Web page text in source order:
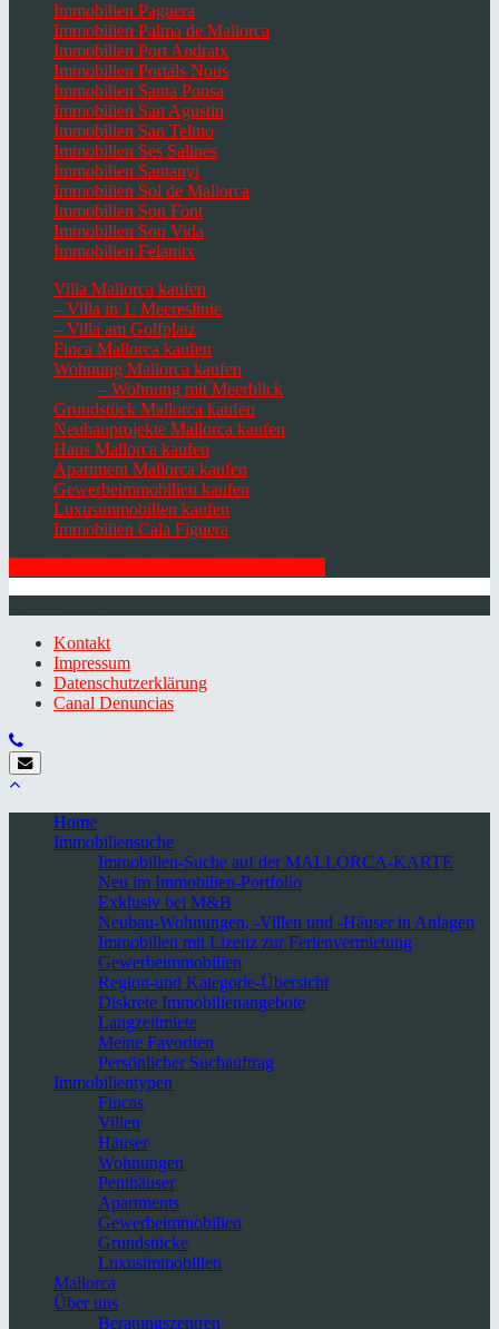
Immobilien Paguera
Immobilien Palma de Mallorca
Immobilien Port Andratx
Immobilien Portals Nous
Immobilien Santa Ponsa
Immobilien San Agustin
Immobilien San Telmo
Immobilien Ses Salines
Immobilien Santanyi
Immobilien Sol de Mallorca
Immobilien Son Font
Immobilien Son Vida
Immobilien Felanitx
Villa Mallorca kaufen
– Villa in 1. Meereslinie
– Villa am Golfplatz
Finca Mallorca kaufen
Wohnung Mallorca kaufen
– Wohnung mit Meerblick
Grundstück Mallorca kaufen
Neubauprojekte Mallorca kaufen
Haus Mallorca kaufen
Apartment Mallorca kaufen
Gewerbeimmobilien kaufen
Luxusimmobilien kaufen
Immobilien Cala Figuera
Kontakt
Impressum
Datenschutzerklärung
Canal Denuncias
Home
Immobiliensuche
Immobilien-Suche auf der MALLORCA-KARTE
Neu im Immobilien-Portfolio
Exklusiv bei M&B
Neubau-Wohnungen, -Villen und -Häuser in Anlagen
Immobilien mit Lizenz zur Ferienvermietung
Gewerbeimmobilien
Region-und Kategorie-Übersicht
Diskrete Immobilienangebote
Langzeitmiete
Meine Favoriten
Persönlicher Suchauftrag
Immobilientypen
Fincas
Villen
Häuser
Wohnungen
Penthäuser
Apartments
Gewerbeimmobilien
Grundstücke
Luxusimmobilien
Mallorca
Über uns
Beratungszentren